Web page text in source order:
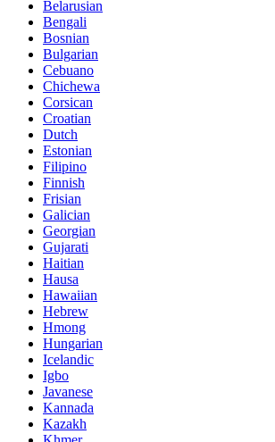
Belarusian
Bengali
Bosnian
Bulgarian
Cebuano
Chichewa
Corsican
Croatian
Dutch
Estonian
Filipino
Finnish
Frisian
Galician
Georgian
Gujarati
Haitian
Hausa
Hawaiian
Hebrew
Hmong
Hungarian
Icelandic
Igbo
Javanese
Kannada
Kazakh